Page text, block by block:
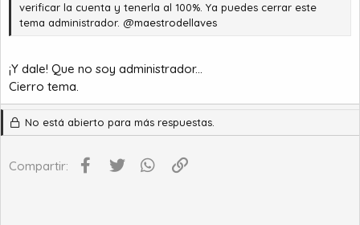
verificar la cuenta y tenerla al 100%. Ya puedes cerrar este
tema administrador. @maestrodellaves
¡Y dale! Que no soy administrador...
Cierro tema.
No está abierto para más respuestas.
Compartir: Facebook
Twitter WhatsApp